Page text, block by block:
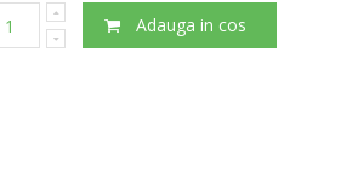
Adauga in cos